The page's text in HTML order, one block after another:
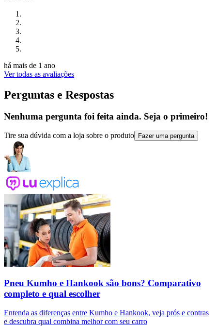
há mais de 1 ano
Ver todas as avaliações
Perguntas e Respostas
Nenhuma pergunta foi feita ainda. Seja o primeiro!
Tire sua dúvida com a loja sobre o produto Fazer uma pergunta
Pneu Kumho e Hankook são bons? Comparativo
completo e qual escolher
Entenda as diferenças entre Kumho e Hankook, veja prós e contras
e descubra qual combina melhor com seu carro